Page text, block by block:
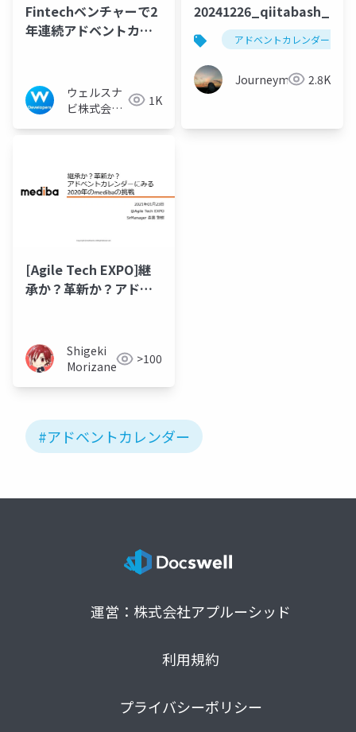
Fintechベンチャーで2
年連続アドベントカレ
ウェルスナ
ビ株式会社
1K
アドベントカレンダー
Journeyman 2.8K
[Agile Tech EXPO]継
承か？革新か？アドベ
戦
Shigeki
Morizane
>100
#アドベントカレンダー
運営：株式会社アプルーシッド
利用規約
プライバシーポリシー